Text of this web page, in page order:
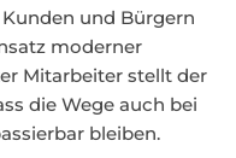
und Bürgern
moderner
Mitarbeiter stellt der
die Wege auch bei
bleiben.